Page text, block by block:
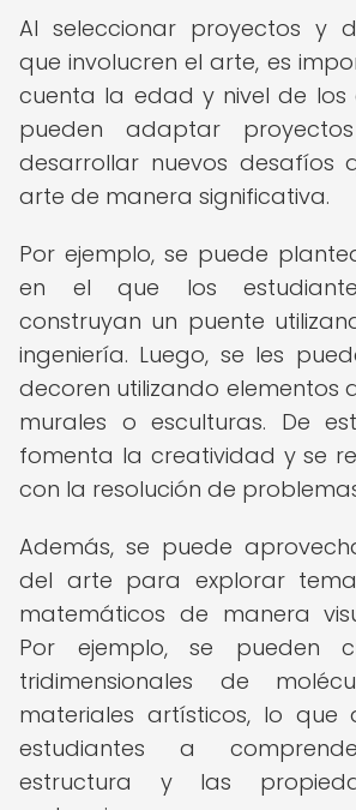
Al seleccionar proyectos y
que involucren el arte, es
cuenta la edad y nivel de los
pueden adaptar
desarrollar nuevos desafíos
arte de manera significativa.
Por ejemplo, se puede
en el que los
construyan un puente
ingeniería. Luego, se les
decoren utilizando elementos
murales o esculturas. De
fomenta la creatividad y se
con la resolución de
Además, se puede
del arte para explorar
matemáticos de manera
Por ejemplo, se pueden
tridimensionales de
materiales artísticos, lo
estudiantes a
estructura y las